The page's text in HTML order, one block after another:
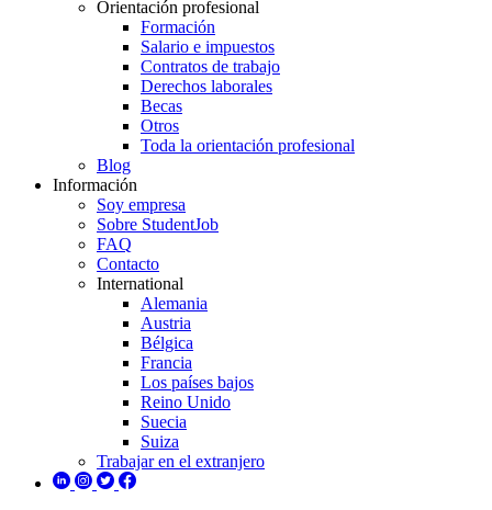
Orientación profesional
Formación
Salario e impuestos
Contratos de trabajo
Derechos laborales
Becas
Otros
Toda la orientación profesional
Blog
Información
Soy empresa
Sobre StudentJob
FAQ
Contacto
International
Alemania
Austria
Bélgica
Francia
Los países bajos
Reino Unido
Suecia
Suiza
Trabajar en el extranjero